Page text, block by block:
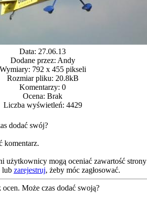
Data: 27.06.13
Dodane przez: Andy
Wymiary: 792 x 455 pikseli
Rozmiar pliku: 20.8kB
Komentarzy: 0
Ocena: Brak
Liczba wyświetleń: 4429
dodać swój?
komentarz.
użytkownicy mogą oceniać zawartość strony
lub zarejestruj, żeby móc zagłosować.
ocen. Może czas dodać swoją?